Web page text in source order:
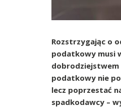
Rozstrzygając o
podatkowy musi
dobrodziejstwem
podatkowy nie
lecz poprzestać
spadkodawcy –